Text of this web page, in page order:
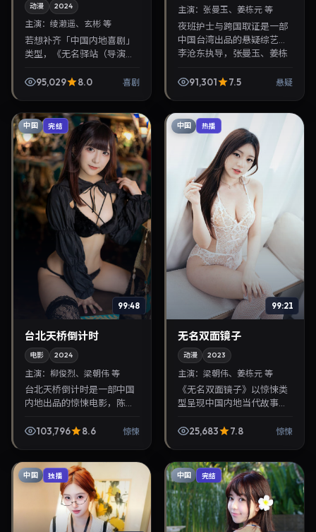
动漫 2024
主演： 绫濑遥、玄彬 等
若想补齐「中国内地喜剧」
类型，《无名驿站（导演剪
导演，绫濑遥、玄彬主演，
95,029 8.0 喜剧
主演：张曼玉、姜栋元 等
夜班护士与跨国取证是一部
中国台湾出品的悬疑综艺，
李沧东执导，张曼玉、姜栋
院线上映。剧情围绕都市情
91,301 7.5 悬疑
中国 完结
99:48
台北天桥倒计时
电影 2024
主演： 柳俊烈、梁朝伟 等
台北天桥倒计时是一部中国
内地出品的惊悚电影，陈可
主演，2024年8月15日院线
103,796 8.6 惊悚
中国 热播
99:21
无名双面镜子
动漫 2023
主演：梁朝伟、姜栋元 等
《无名双面镜子》以惊悚类
型呈现中国内地当代故事，
姜栋元。2023年2月4日登陆
25,683 7.8 惊悚
中国 独播 中国 完结